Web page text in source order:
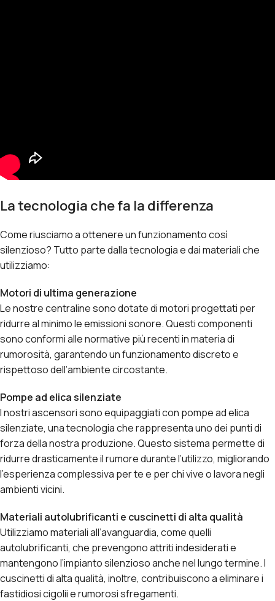
La tecnologia che fa la differenza
Come riusciamo a ottenere un funzionamento così
silenzioso? Tutto parte dalla tecnologia e dai materiali che
utilizziamo:
Motori di ultima generazione
Le nostre centraline sono dotate di motori progettati per
ridurre al minimo le emissioni sonore. Questi componenti
sono conformi alle normative più recenti in materia di
rumorosità, garantendo un funzionamento discreto e
rispettoso dell’ambiente circostante.
Pompe ad elica silenziate
I nostri ascensori sono equipaggiati con pompe ad elica
silenziate, una tecnologia che rappresenta uno dei punti di
forza della nostra produzione. Questo sistema permette di
ridurre drasticamente il rumore durante l’utilizzo, migliorando
l’esperienza complessiva per te e per chi vive o lavora negli
ambienti vicini.
Materiali autolubrificanti e cuscinetti di alta qualità
Utilizziamo materiali all’avanguardia, come quelli
autolubrificanti, che prevengono attriti indesiderati e
mantengono l’impianto silenzioso anche nel lungo termine. I
cuscinetti di alta qualità, inoltre, contribuiscono a eliminare i
fastidiosi cigolii e rumorosi sfregamenti.